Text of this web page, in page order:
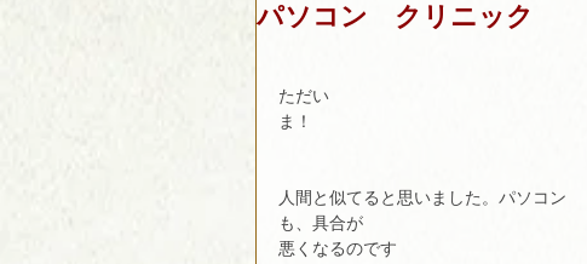
パソコン クリニック
ただい
ま！
人間と似てると思いました。パソコン
も、具合が
悪くなるのです